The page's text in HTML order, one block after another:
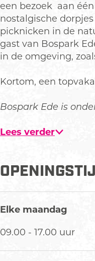
P
a
r
k
n
B
e
z
k
E
d
o
m
e
een bezoek aan
nostalgische
picknicken in de
gast van Bospark
in de omgeving,
Kortom, een
Bospark Ede is
Lees verder
Elke maandag
09.00 - 17.00 uur